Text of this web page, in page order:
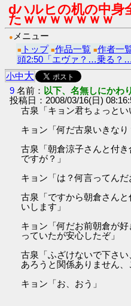
dハルヒの机の中身
たｗｗｗｗｗｗｗ
● メニュー
■ トップ ■作品一覧 ■作者一
頭2:50「エヴァ？…乗る？…
小中大
9 名前： 以下、名無しにかわ
投稿日：2008/03/16(日)
古泉「キョン君ちょっとい
キョン「何だ古泉いきなり
古泉「朝倉涼子さんと付
ですが？」
キョン「は？何言ってんだ
古泉「ですから朝倉さん
いします」
キョン「何だお前朝倉が
っていたが安心したぞ」
古泉「ふざけないで下さ
あろうと関係ありません、
キョン「お、おう」